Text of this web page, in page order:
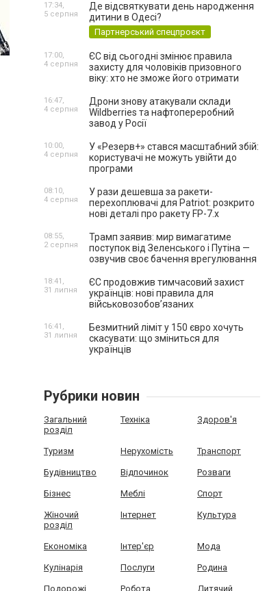
Де відсвяткувати день народження
дитини в Одесі?
Партнерський спецпроєкт
17:34,
5 серпня
ЄС від сьогодні змінює правила
захисту для чоловіків призовного
віку: хто не зможе його отримати
17:00,
4 серпня
Дрони знову атакували склади
Wildberries та нафтопереробний
завод у Росії
16:47,
4 серпня
У «Резерв+» стався масштабний збій:
користувачі не можуть увійти до
програми
10:00,
4 серпня
У рази дешевша за ракети-
перехоплювачі для Patriot: розкрито
нові деталі про ракету FP-7.x
08:10,
4 серпня
Трамп заявив: мир вимагатиме
поступок від Зеленського і Путіна —
озвучив своє бачення врегулювання
08:55,
2 серпня
ЄС продовжив тимчасовий захист
українців: нові правила для
військовозобов’язаних
18:41,
31 липня
Безмитний ліміт у 150 євро хочуть
скасувати: що зміниться для
українців
16:41,
31 липня
Рубрики новин
Загальний
розділ
Техніка Здоров'я
Туризм Нерухомість Транспорт
Будівництво Відпочинок Розваги
Бізнес Меблі Спорт
Жіночий
розділ
Інтернет Культура
Економіка Інтер'єр Мода
Кулінарія Послуги Родина
Подорожі Робота
Дитячий